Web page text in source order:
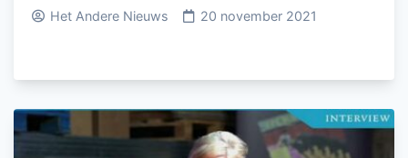
Het Andere Nieuws 20 november 2021